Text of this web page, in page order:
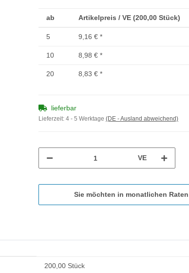
ab Artikelpreis / VE (200,00 Stück)
5 9,16 € *
10 8,98 € *
20 8,83 € *
lieferbar
Lieferzeit: 4 - 5 Werktage (DE - Ausland abweichend)
VE
Sie möchten in monatlichen
200,00 Stück